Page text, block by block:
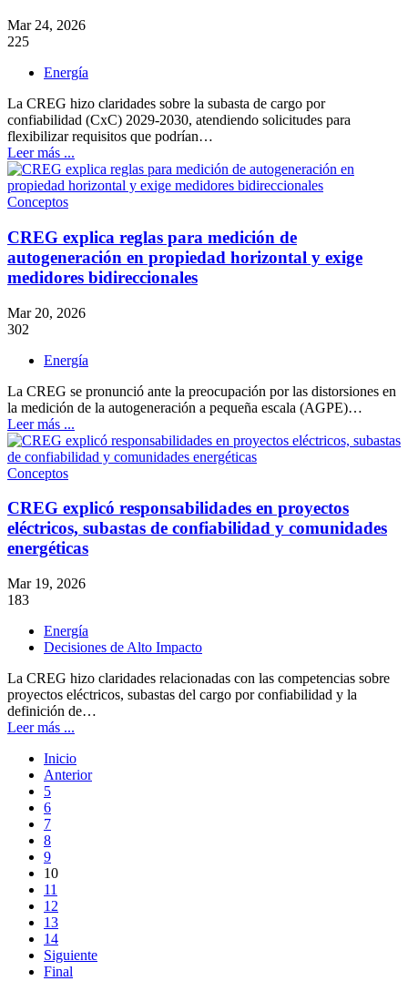
Mar 24, 2026
225
Energía
La CREG hizo claridades sobre la subasta de cargo por
confiabilidad (CxC) 2029-2030, atendiendo solicitudes para
flexibilizar requisitos que podrían…
Leer más ...
Conceptos
CREG explica reglas para medición de
autogeneración en propiedad horizontal y exige
medidores bidireccionales
Mar 20, 2026
302
Energía
La CREG se pronunció ante la preocupación por las distorsiones en
la medición de la autogeneración a pequeña escala (AGPE)…
Leer más ...
Conceptos
CREG explicó responsabilidades en proyectos
eléctricos, subastas de confiabilidad y comunidades
energéticas
Mar 19, 2026
183
Energía
Decisiones de Alto Impacto
La CREG hizo claridades relacionadas con las competencias sobre
proyectos eléctricos, subastas del cargo por confiabilidad y la
definición de…
Leer más ...
Inicio
Anterior
5
6
7
8
9
10
11
12
13
14
Siguiente
Final